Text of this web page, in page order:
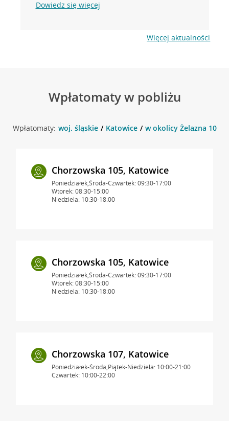
Dowiedz się więcej
Więcej aktualności
Wpłatomaty w pobliżu
Wpłatomaty: woj. śląskie Katowice w okolicy Żelazna 10 ,
Chorzowska 105, Katowice
Poniedziałek,Środa-Czwartek: 09:30-17:00
Wtorek: 08:30-15:00
Niedziela: 10:30-18:00
Chorzowska 105, Katowice
Poniedziałek,Środa-Czwartek: 09:30-17:00
Wtorek: 08:30-15:00
Niedziela: 10:30-18:00
Chorzowska 107, Katowice
Poniedziałek-Środa,Piątek-Niedziela: 10:00-21:00
Czwartek: 10:00-22:00